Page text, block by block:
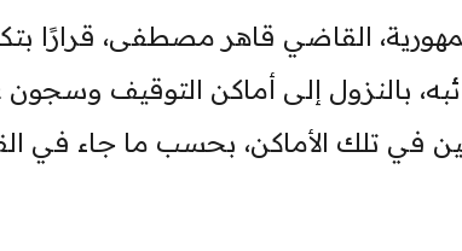
القاضي قاهر مصطفى، قرارًا
بالنزول إلى أماكن التوقيف وسجون
في تلك الأماكن، بحسب ما جاء في